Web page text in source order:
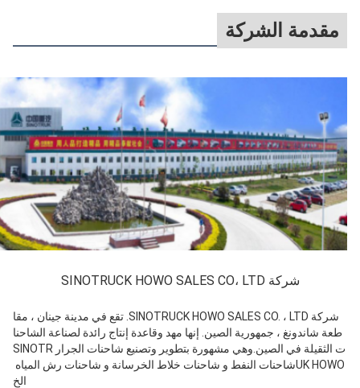
مقدمة الشركة
شركة SINOTRUCK HOWO SALES CO، LTD
شركة SINOTRUCK HOWO SALES CO. ، LTD. تقع في مدينة جينان ، مقا
طعة شاندونغ ، جمهورية الصين. إنها مهد وقاعدة إنتاج رائدة لصناعة الشاحنا
ت الثقيلة في الصين.وهي مشهورة بتطوير وتصنيع شاحنات الجرار SINOTR
الخ